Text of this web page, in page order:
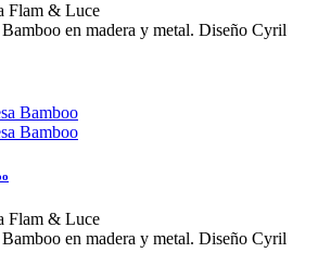
Flam & Luce
en madera y metal. Diseño Cyril
Flam & Luce
en madera y metal. Diseño Cyril